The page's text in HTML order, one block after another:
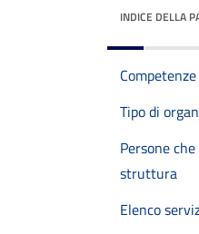
INDICE DELLA
Competenze
Tipo di
Persone
struttura
Elenco